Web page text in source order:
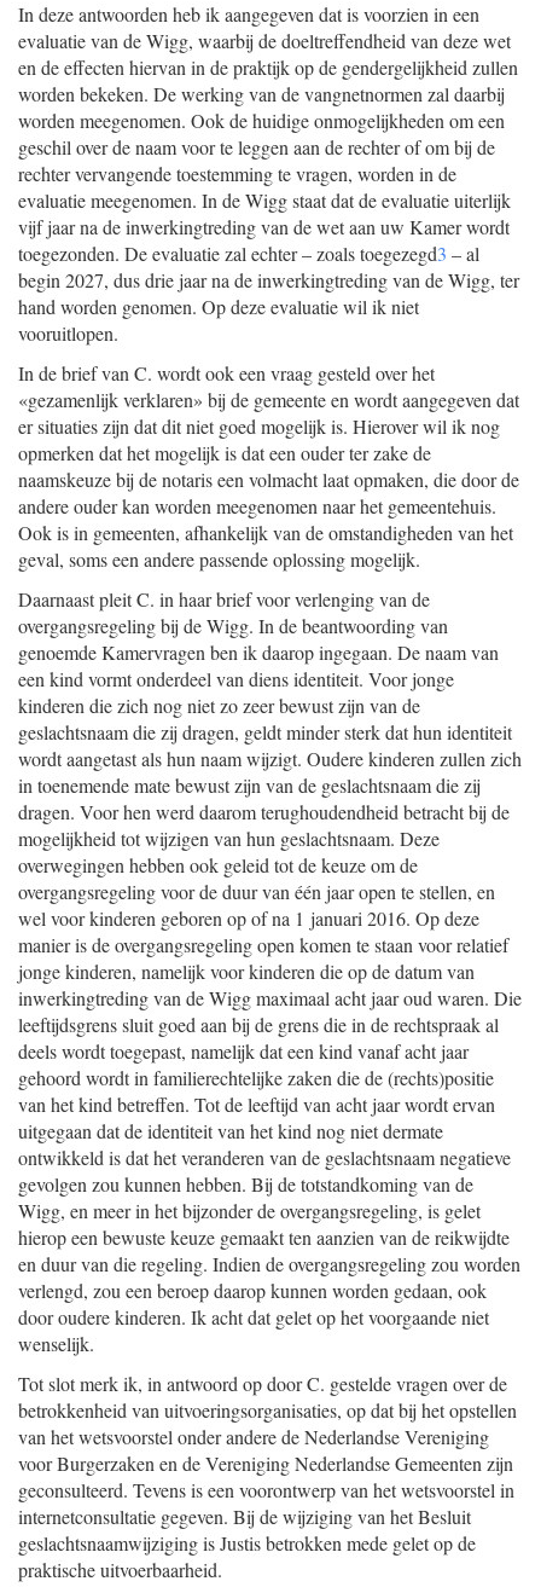
In deze antwoorden heb ik aangegeven dat is voorzien in een
evaluatie van de Wigg, waarbij de doeltreffendheid van deze wet
en de effecten hiervan in de praktijk op de gendergelijkheid zullen
worden bekeken. De werking van de vangnetnormen zal daarbij
worden meegenomen. Ook de huidige onmogelijkheden om een
geschil over de naam voor te leggen aan de rechter of om bij de
rechter vervangende toestemming te vragen, worden in de
evaluatie meegenomen. In de Wigg staat dat de evaluatie uiterlijk
vijf jaar na de inwerkingtreding van de wet aan uw Kamer wordt
toegezonden. De evaluatie zal echter – zoals toegezegd3 – al
begin 2027, dus drie jaar na de inwerkingtreding van de Wigg, ter
hand worden genomen. Op deze evaluatie wil ik niet
vooruitlopen.
In de brief van C. wordt ook een vraag gesteld over het
«gezamenlijk verklaren» bij de gemeente en wordt aangegeven dat
er situaties zijn dat dit niet goed mogelijk is. Hierover wil ik nog
opmerken dat het mogelijk is dat een ouder ter zake de
naamskeuze bij de notaris een volmacht laat opmaken, die door de
andere ouder kan worden meegenomen naar het gemeentehuis.
Ook is in gemeenten, afhankelijk van de omstandigheden van het
geval, soms een andere passende oplossing mogelijk.
Daarnaast pleit C. in haar brief voor verlenging van de
overgangsregeling bij de Wigg. In de beantwoording van
genoemde Kamervragen ben ik daarop ingegaan. De naam van
een kind vormt onderdeel van diens identiteit. Voor jonge
kinderen die zich nog niet zo zeer bewust zijn van de
geslachtsnaam die zij dragen, geldt minder sterk dat hun identiteit
wordt aangetast als hun naam wijzigt. Oudere kinderen zullen zich
in toenemende mate bewust zijn van de geslachtsnaam die zij
dragen. Voor hen werd daarom terughoudendheid betracht bij de
mogelijkheid tot wijzigen van hun geslachtsnaam. Deze
overwegingen hebben ook geleid tot de keuze om de
overgangsregeling voor de duur van één jaar open te stellen, en
wel voor kinderen geboren op of na 1 januari 2016. Op deze
manier is de overgangsregeling open komen te staan voor relatief
jonge kinderen, namelijk voor kinderen die op de datum van
inwerkingtreding van de Wigg maximaal acht jaar oud waren. Die
leeftijdsgrens sluit goed aan bij de grens die in de rechtspraak al
deels wordt toegepast, namelijk dat een kind vanaf acht jaar
gehoord wordt in familierechtelijke zaken die de (rechts)positie
van het kind betreffen. Tot de leeftijd van acht jaar wordt ervan
uitgegaan dat de identiteit van het kind nog niet dermate
ontwikkeld is dat het veranderen van de geslachtsnaam negatieve
gevolgen zou kunnen hebben. Bij de totstandkoming van de
Wigg, en meer in het bijzonder de overgangsregeling, is gelet
hierop een bewuste keuze gemaakt ten aanzien van de reikwijdte
en duur van die regeling. Indien de overgangsregeling zou worden
verlengd, zou een beroep daarop kunnen worden gedaan, ook
door oudere kinderen. Ik acht dat gelet op het voorgaande niet
wenselijk.
Tot slot merk ik, in antwoord op door C. gestelde vragen over de
betrokkenheid van uitvoeringsorganisaties, op dat bij het opstellen
van het wetsvoorstel onder andere de Nederlandse Vereniging
voor Burgerzaken en de Vereniging Nederlandse Gemeenten zijn
geconsulteerd. Tevens is een voorontwerp van het wetsvoorstel in
internetconsultatie gegeven. Bij de wijziging van het Besluit
geslachtsnaamwijziging is Justis betrokken mede gelet op de
praktische uitvoerbaarheid.